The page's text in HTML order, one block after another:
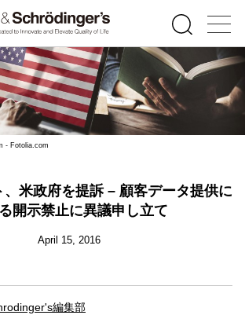
- Fotolia.com
、米政府を提訴 – 顧客データ提供に
開示禁止に異議申し立て
April 15, 2016
編集部